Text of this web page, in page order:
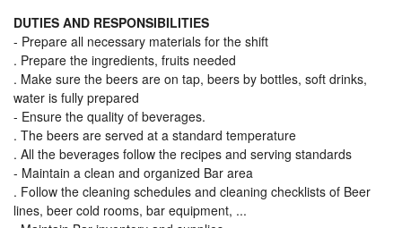
DUTIES AND RESPONSIBILITIES
- Prepare all necessary materials for the shift
. Prepare the ingredients, fruits needed
. Make sure the beers are on tap, beers by bottles, soft drinks,
water is fully prepared
- Ensure the quality of beverages.
. The beers are served at a standard temperature
. All the beverages follow the recipes and serving standards
- Maintain a clean and organized Bar area
. Follow the cleaning schedules and cleaning checklists of Beer
lines, beer cold rooms, bar equipment, ...